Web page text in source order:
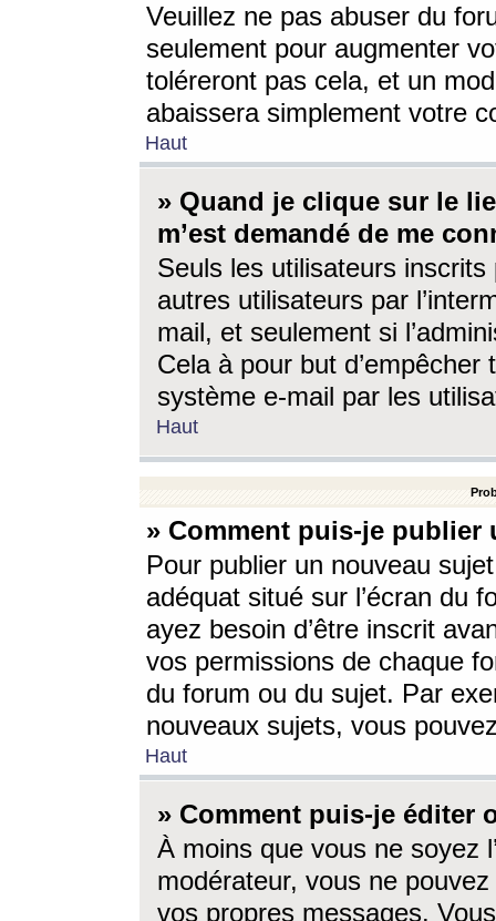
Veuillez ne pas abuser du
seulement pour augmenter
toléreront pas cela, et un
abaissera simplement votre
Haut
» Quand je clique sur le
m’est demandé de me
Seuls les utilisateurs
autres utilisateurs par
mail, et seulement si
Cela à pour but
système e-mail par les
Haut
» Comment puis-je
Pour publier un nouveau
adéquat situé sur l’écran du
ayez besoin d’être inscrit
vos permissions de chaque
du forum ou du sujet. Par
nouveaux sujets, vous
Haut
» Comment puis-je éditer
À moins que vous ne soyez
modérateur, vous ne
vos propres messages.